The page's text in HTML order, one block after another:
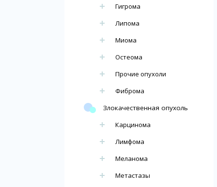
Гигрома
Липома
Миома
Остеома
Прочие опухоли
Фиброма
Злокачественная опухоль
Карцинома
Лимфома
Меланома
Метастазы